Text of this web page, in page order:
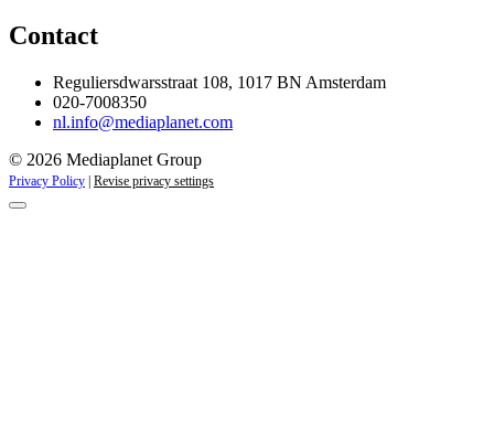
Contact
Reguliersdwarsstraat 108, 1017 BN Amsterdam
020-7008350
nl.info@mediaplanet.com
© 2026 Mediaplanet Group
Privacy Policy Revise privacy settings